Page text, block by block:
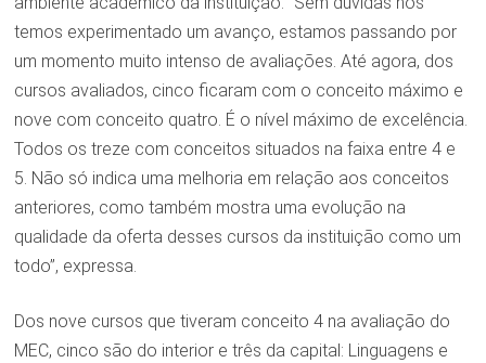
temos experimentado um avanço, estamos passando por
um momento muito intenso de avaliações. Até agora, dos
cursos avaliados, cinco ficaram com o conceito máximo e
nove com conceito quatro. É o nível máximo de excelência.
Todos os treze com conceitos situados na faixa entre 4 e
5. Não só indica uma melhoria em relação aos conceitos
anteriores, como também mostra uma evolução na
qualidade da oferta desses cursos da instituição como um
todo”, expressa.
Dos nove cursos que tiveram conceito 4 na avaliação do
MEC, cinco são do interior e três da capital: Linguagens e